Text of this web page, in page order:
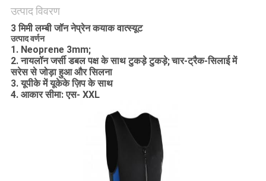
उत्पाद विवरण
3 मिमी लम्बी जॉन नेप्रेन कयाक वात्स्यूट
उत्पाद वर्णन
1. Neoprene 3mm;
2. नायलॉन जर्सी डबल पक्ष के साथ टुकड़े टुकड़े;चार-ट्रैक-सिलाई में
सरेस से जोड़ा हुआ और सिलना
3. यूपीके में यूकेके ज़िप के साथ
4. आकार सीमा: एस- XXL